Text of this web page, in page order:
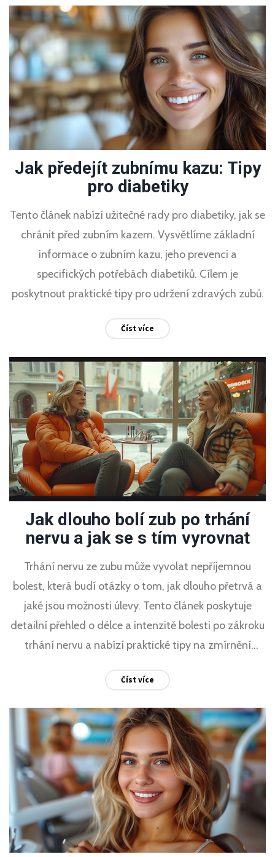
Jak předejít zubnímu kazu: Tipy
pro diabetiky
Tento článek nabízí užitečné rady pro diabetiky, jak se
chránit před zubním kazem. Vysvětlíme základní
informace o zubním kazu, jeho prevenci a
specifických potřebách diabetiků. Cílem je
poskytnout praktické tipy pro udržení zdravých zubů.
Číst více
Jak dlouho bolí zub po trhání
nervu a jak se s tím vyrovnat
Trhání nervu ze zubu může vyvolat nepříjemnou
bolest, která budí otázky o tom, jak dlouho přetrvá a
jaké jsou možnosti úlevy. Tento článek poskytuje
detailní přehled o délce a intenzitě bolesti po zákroku
trhání nervu a nabízí praktické tipy na zmírnění
Číst více